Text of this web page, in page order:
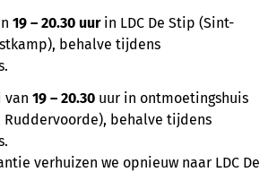
19 – 20.30 uurin LDC De Stip (Sint-
behalve tijdens
van 19 – 20.30 uur in ontmoetingshuis
Ruddervoorde), behalve tijdens
verhuizen we opnieuw naar LDC De